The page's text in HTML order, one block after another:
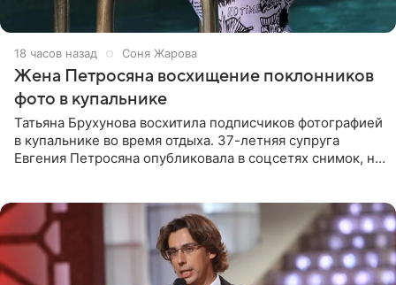
18 часов назад Соня Жарова
Жена Петросяна восхищение поклонников
фото в купальнике
Татьяна Брухунова восхитила подписчиков фотографией
в купальнике во время отдыха. 37-летняя супруга
Евгения Петросяна опубликовала в соцсетях снимок, на